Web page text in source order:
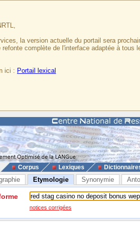
la version actuelle du portail sera
refonte complète de l'interface adaptée à
ici : Portail lexical
Corpus Lexiques
Etymologie Synonymie
notices corrigées